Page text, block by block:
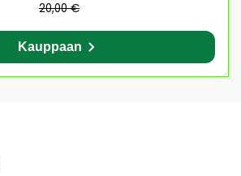
20,00 €
Kauppaan